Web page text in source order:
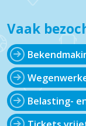
Vaak
Belasting-